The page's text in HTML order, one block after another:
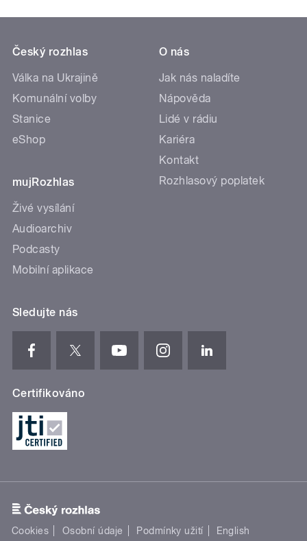
Český rozhlas
Válka na Ukrajině
Komunální volby
Stanice
eShop
mujRozhlas
Živé vysílání
Audioarchiv
Podcasty
Mobilní aplikace
O nás
Jak nás naladíte
Nápověda
Lidé v rádiu
Kariéra
Kontakt
Rozhlasový poplatek
Sledujte nás
Certifikováno
Cookies Osobní údaje Podmínky užití English